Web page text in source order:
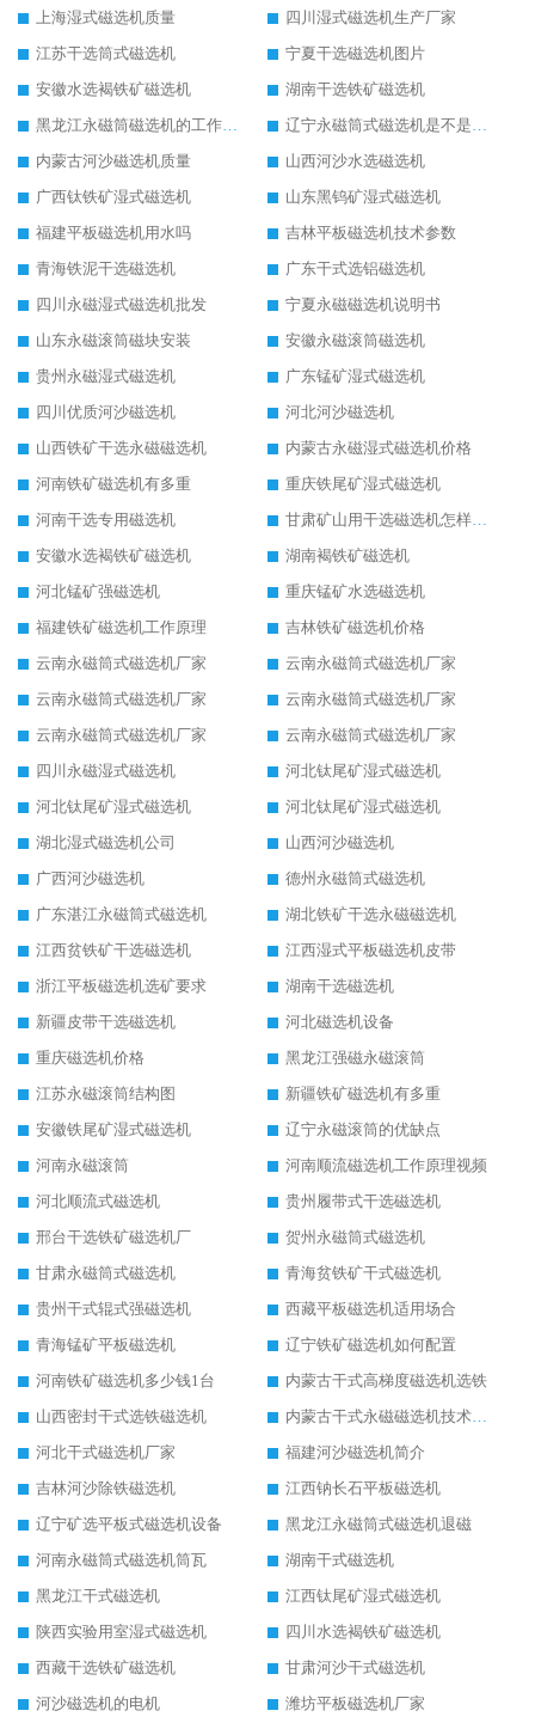
上海湿式磁选机质量
四川湿式磁选机生产厂家
江苏干选筒式磁选机
宁夏干选磁选机图片
安徽水选褐铁矿磁选机
湖南干选铁矿磁选机
黑龙江永磁筒磁选机的工作原理
辽宁永磁筒式磁选机是不是强磁
内蒙古河沙磁选机质量
山西河沙水选磁选机
广西钛铁矿湿式磁选机
山东黑钨矿湿式磁选机
福建平板磁选机用水吗
吉林平板磁选机技术参数
青海铁泥干选磁选机
广东干式选铝磁选机
四川永磁湿式磁选机批发
宁夏永磁磁选机说明书
山东永磁滚筒磁块安装
安徽永磁滚筒磁选机
贵州永磁湿式磁选机
广东锰矿湿式磁选机
四川优质河沙磁选机
河北河沙磁选机
山西铁矿干选永磁磁选机
内蒙古永磁湿式磁选机价格
河南铁矿磁选机有多重
重庆铁尾矿湿式磁选机
河南干选专用磁选机
甘肃矿山用干选磁选机怎样调磁
安徽水选褐铁矿磁选机
湖南褐铁矿磁选机
河北锰矿强磁选机
重庆锰矿水选磁选机
福建铁矿磁选机工作原理
吉林铁矿磁选机价格
云南永磁筒式磁选机厂家
云南永磁筒式磁选机厂家
云南永磁筒式磁选机厂家
云南永磁筒式磁选机厂家
云南永磁筒式磁选机厂家
云南永磁筒式磁选机厂家
四川永磁湿式磁选机
河北钛尾矿湿式磁选机
河北钛尾矿湿式磁选机
河北钛尾矿湿式磁选机
湖北湿式磁选机公司
山西河沙磁选机
广西河沙磁选机
德州永磁筒式磁选机
广东湛江永磁筒式磁选机
湖北铁矿干选永磁磁选机
江西贫铁矿干选磁选机
江西湿式平板磁选机皮带
浙江平板磁选机选矿要求
湖南干选磁选机
新疆皮带干选磁选机
河北磁选机设备
重庆磁选机价格
黑龙江强磁永磁滚筒
江苏永磁滚筒结构图
新疆铁矿磁选机有多重
安徽铁尾矿湿式磁选机
辽宁永磁滚筒的优缺点
河南永磁滚筒
河南顺流磁选机工作原理视频
河北顺流式磁选机
贵州履带式干选磁选机
邢台干选铁矿磁选机厂
贺州永磁筒式磁选机
甘肃永磁筒式磁选机
青海贫铁矿干式磁选机
贵州干式辊式强磁选机
西藏平板磁选机适用场合
青海锰矿平板磁选机
辽宁铁矿磁选机如何配置
河南铁矿磁选机多少钱1台
内蒙古干式高梯度磁选机选铁
山西密封干式选铁磁选机
内蒙古干式永磁磁选机技术要求
河北干式磁选机厂家
福建河沙磁选机简介
吉林河沙除铁磁选机
江西钠长石平板磁选机
辽宁矿选平板式磁选机设备
黑龙江永磁筒式磁选机退磁
河南永磁筒式磁选机筒瓦
湖南干式磁选机
黑龙江干式磁选机
江西钛尾矿湿式磁选机
陕西实验用室湿式磁选机
四川水选褐铁矿磁选机
西藏干选铁矿磁选机
甘肃河沙干式磁选机
河沙磁选机的电机
潍坊平板磁选机厂家